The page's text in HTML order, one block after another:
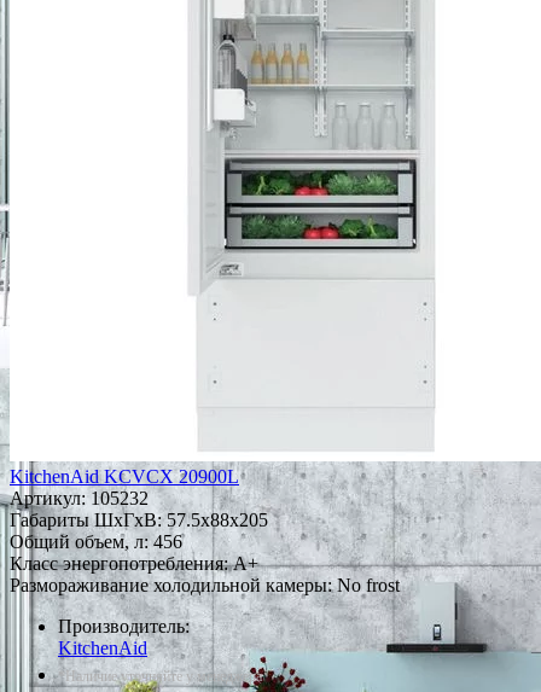
KitchenAid KCVCX 20900L
Артикул: 105232
Габариты ШxГxВ: 57.5x88x205
Общий объем, л: 456
Класс энергопотребления: A+
Размораживание холодильной камеры: No frost
Производитель:
KitchenAid
*Наличие уточняйте у менеджера